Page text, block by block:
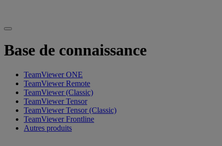
Base de connaissance
TeamViewer ONE
TeamViewer Remote
TeamViewer (Classic)
TeamViewer Tensor
TeamViewer Tensor (Classic)
TeamViewer Frontline
Autres produits